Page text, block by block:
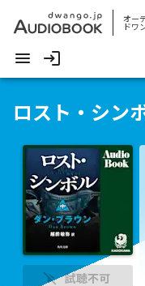
オー
ドワ
ロスト・シン
試聴不可